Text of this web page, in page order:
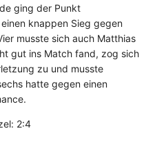
ging der Punkt
knappen Sieg gegen
musste sich auch Matthias
gut ins Match fand, zog sich
zu und musste
hatte gegen einen
2:4